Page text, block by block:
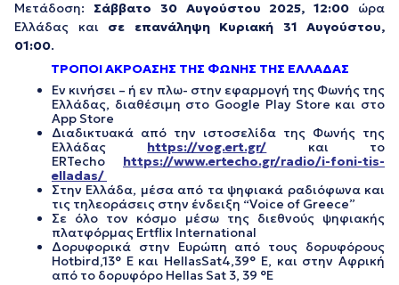
Μετάδοση: Σάββατο 30 Αυγούστου 2025, 12:00 ώρα
Ελλάδας και σε επανάληψη
Κυριακή 31 Αυγούστου,
01:00.
ΤΡΟΠΟΙ ΑΚΡΟΑΣΗΣ ΤΗΣ ΦΩΝΗΣ ΤΗΣ ΕΛΛΑΔΑΣ
Εν κινήσει – ή εν πλω- στην εφαρμογή της Φωνής της
Ελλάδας, διαθέσιμη στο Google Play Store και στο
App Store
Διαδικτυακά από την ιστοσελίδα της Φωνής της
Ελλάδας
https://vog.ert.gr/ και το
ERTecho
https://www.ertecho.gr/radio/i-foni-tis-
elladas/
Στην Ελλάδα, μέσα από τα ψηφιακά ραδιόφωνα και
τις τηλεοράσεις στην ένδειξη “Voice of Greece”
Σε όλο τον κόσμο μέσω της διεθνούς ψηφιακής
πλατφόρμας Ertflix International
Δορυφορικά στην Ευρώπη από τους δορυφόρους
Hotbird,13° E και HellasSat4,39° E, και στην Αφρική
από το δορυφόρο Hellas Sat 3, 39 °E